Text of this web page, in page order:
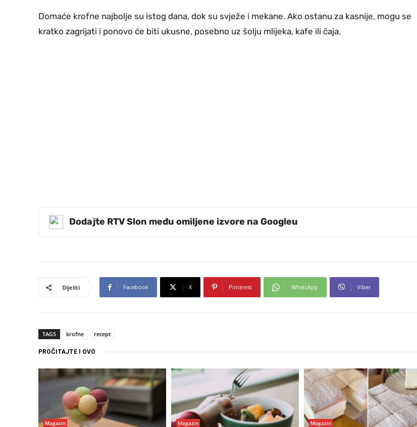
Domaće krofne najbolje su istog dana, dok su svježe i mekane. Ako ostanu za kasnije, mogu se
kratko zagrijati i ponovo će biti ukusne, posebno uz šolju mlijeka, kafe ili čaja.
Dodajte RTV Slon među omiljene izvore na Googleu
Dijeliti Facebook X Pinterest WhatsApp Viber
TAGS krofne recept
PROČITAJTE I OVO
Magazin Magazin Magazin